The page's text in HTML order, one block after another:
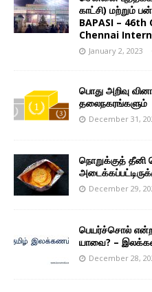
காட்சி) மற்றும்
BAPASI –
Chennai
January 2, 2023
பொது அறிவு
தலைநகரங்களும்
December 31,
நொறுக்குத் தீனி
December 29,
பெயர்ச்சொல்
யாவை? –
December 28,